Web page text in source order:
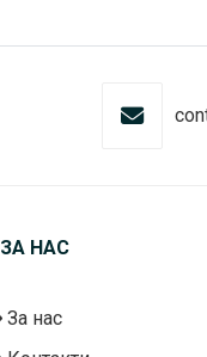
ЗА НАС
За нас